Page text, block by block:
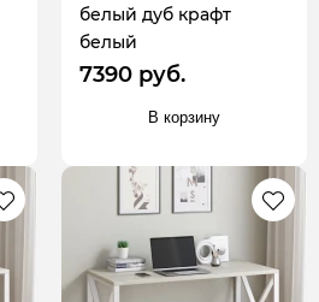
белый дуб крафт
белый
7390 руб.
В корзину